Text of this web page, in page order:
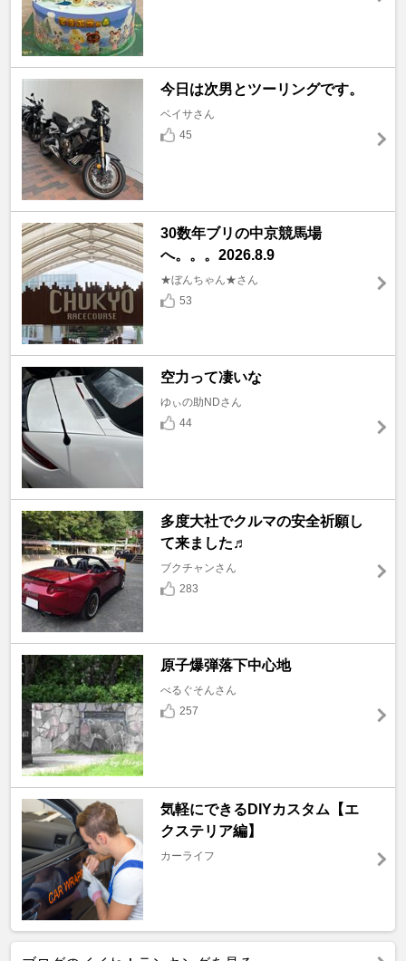
今日は次男とツーリングです。
ベイサさん
45
30数年ブリの中京競馬場
へ。。。2026.8.9
★ぼんちゃん★さん
53
空力って凄いな
ゆぃの助NDさん
44
多度大社でクルマの安全祈願し
て来ました♬
ブクチャンさん
283
原子爆弾落下中心地
べるぐそんさん
257
気軽にできるDIYカスタム【エ
クステリア編】
カーライフ